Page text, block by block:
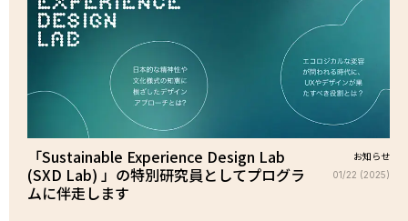
「Sustainable Experience Design Lab
(SXD Lab) 」の特別研究員としてプログラ
ムに伴走します
お知らせ
01/22 (2025)